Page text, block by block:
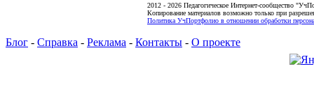
2012 - 2026 Педагогическое Интернет-сообщество
Копирование материалов возможно только при
Политика УчПортфолио в отношении обработки
Блог - Справка - Реклама - Контакты - О проекте